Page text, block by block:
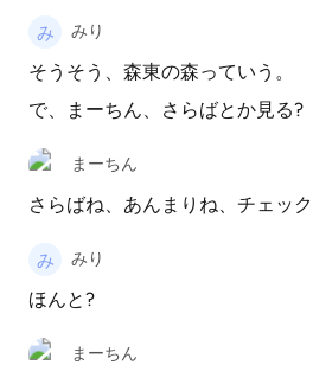
みり
そうそう、森東の森っていう。
で、まーちん、さらばとか見る?
まーちん
さらばね、あんまりね、チェック
みり
ほんと?
まーちん